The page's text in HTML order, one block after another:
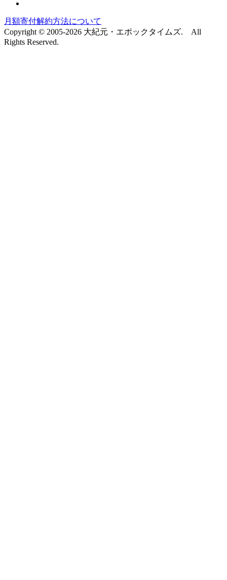
月額寄付解約方法について
Copyright © 2005-2026 大紀元・エポックタイムズ. All
Rights Reserved.